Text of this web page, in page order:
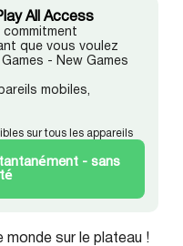
All Access
commitment
que vous voulez
- New Games
mobiles,
sur tous les appareils
- sans
monde sur le plateau !